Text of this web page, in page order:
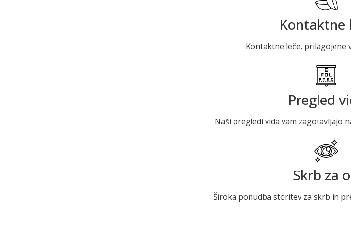
Kontaktne
Kontaktne leče, prilagojene
Pregled
Naši pregledi vida vam zagotavljajo
Skrb za
Široka ponudba storitev za skrb in